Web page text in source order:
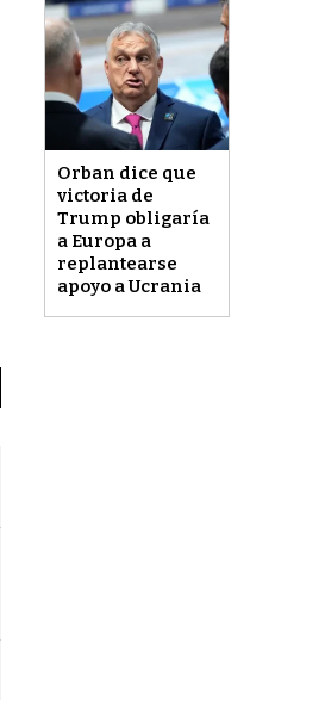
Orban dice que
victoria de
Trump obligaría
a Europa a
replantearse
apoyo a Ucrania